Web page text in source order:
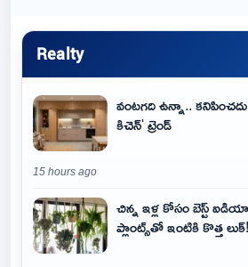
Realty
వంటగది ఉన్నా..
కిచెన్' ట్రెండ్
15 hours ago
చిన్న ఇళ్ల కోసం బెస్ట్
ప్లాంట్స్‌తో ఇంటికి కొత్త లుక్!